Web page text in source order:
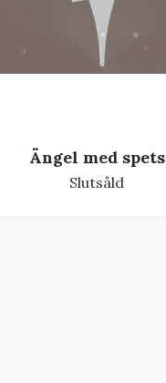
Ängel med spets
Slutsåld